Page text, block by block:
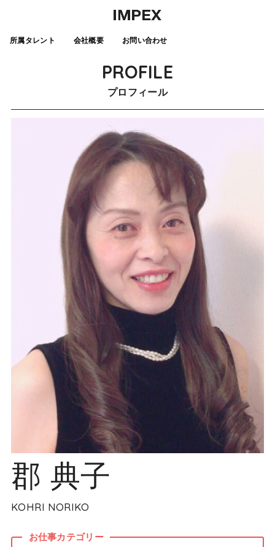
所属タレント 会社概要 お問い合わせ
PROFILE
プロフィール
郡 典子
KOHRI NORIKO
お仕事カテゴリー